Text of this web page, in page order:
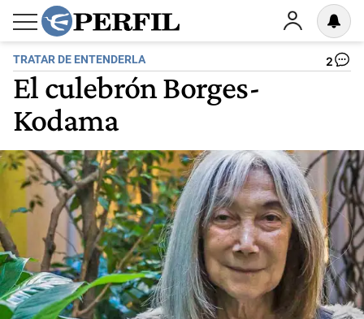
TRATAR DE ENTENDERLA 2
El culebrón Borges-
Kodama